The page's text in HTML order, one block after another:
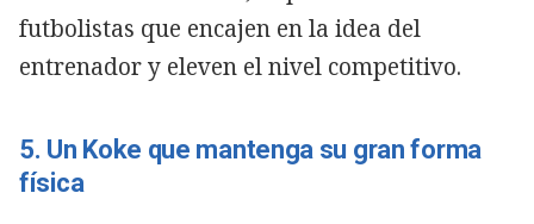
futbolistas que encajen en la idea del
entrenador y eleven el nivel competitivo.
5. Un Koke que mantenga su gran forma
física